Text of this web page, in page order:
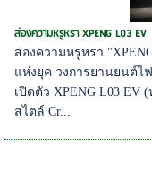
ส่องความหรูหรา XPENG L03 EV
ส่องความหรูหรา
แห่งยุค วงการยานยนต์ไ
เปิดตัว XPENG L03 EV
สไตล์ Cr...